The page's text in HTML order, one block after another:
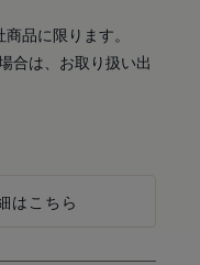
品に限ります。
合は、お取り扱い出
はこちら